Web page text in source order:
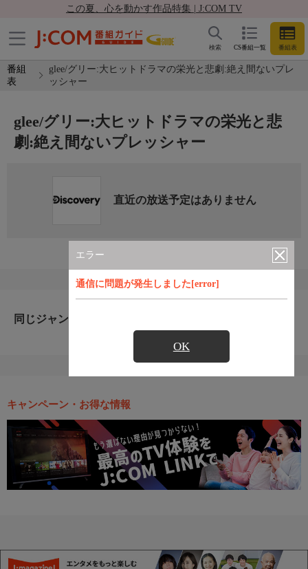
この夏、心を動かす作品特集 | J:COM TV
CS番組一覧 番組表
検索
番組
表
glee/グリー:大ヒットドラマの栄光と悲劇:絶え間ないプレ
ッシャー
エラー
通信に問題が発生しました[error]
OK
glee/グリー:大ヒットドラマの栄光と悲
劇:絶え間ないプレッシャー
直近の放送予定はありません
同じジャンルのおすすめ番組
キャンペーン・お得な情報